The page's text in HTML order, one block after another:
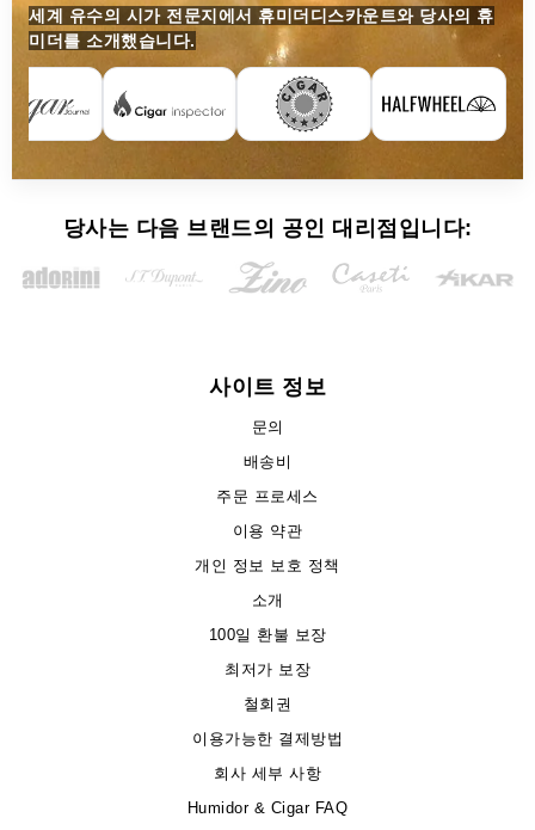
세계 유수의 시가 전문지에서 휴미더디스카운트와 당사의 휴
미더를 소개했습니다.
당사는 다음 브랜드의 공인 대리점입니다:
사이트 정보
문의
배송비
주문 프로세스
이용 약관
개인 정보 보호 정책
소개
100일 환불 보장
최저가 보장
철회권
이용가능한 결제방법
회사 세부 사항
Humidor & Cigar FAQ